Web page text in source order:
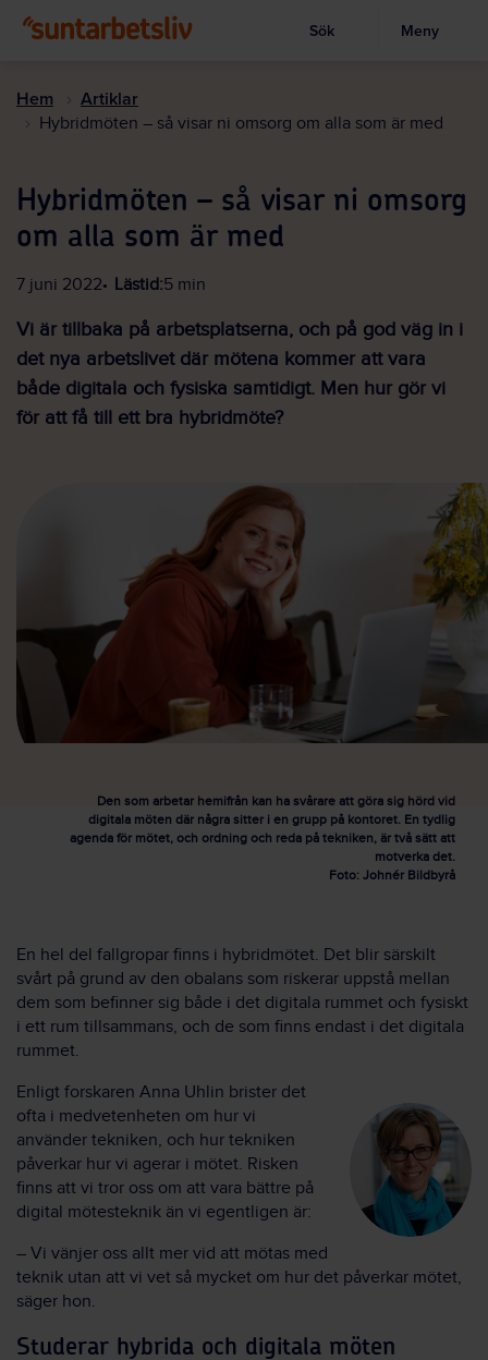
huvudinnehållet
Visa sökruta
Sök Meny
Hem Artiklar
Hybridmöten – så visar ni omsorg om alla som är med
Hybridmöten – så visar ni omsorg
om alla som är med
7 juni 2022 Lästid:5 min
Vi är tillbaka på arbetsplatserna, och på god väg in i
det nya arbetslivet där mötena kommer att vara
både digitala och fysiska samtidigt. Men hur gör vi
för att få till ett bra hybridmöte?
Den som arbetar hemifrån kan ha svårare att göra sig hörd vid
digitala möten där några sitter i en grupp på kontoret. En tydlig
agenda för mötet, och ordning och reda på tekniken, är två sätt att
motverka det.
Foto: Johnér Bildbyrå
En hel del fallgropar finns i hybridmötet. Det blir särskilt
svårt på grund av den obalans som riskerar uppstå mellan
dem som befinner sig både i det digitala rummet och fysiskt
i ett rum tillsammans, och de som finns endast i det digitala
rummet.
Enligt forskaren Anna Uhlin brister det
ofta i medvetenheten om hur vi
använder tekniken, och hur tekniken
påverkar hur vi agerar i mötet. Risken
finns att vi tror oss om att vara bättre på
digital mötesteknik än vi egentligen är:
– Vi vänjer oss allt mer vid att mötas med
teknik utan att vi vet så mycket om hur det påverkar mötet,
säger hon.
Studerar hybrida och digitala möten